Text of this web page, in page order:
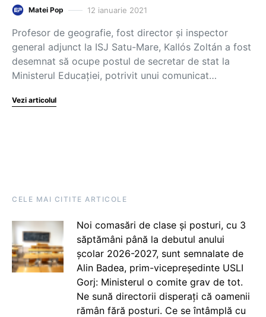
Matei Pop 12 ianuarie 2021
Profesor de geografie, fost director și inspector
general adjunct la ISJ Satu-Mare, Kallós Zoltán a fost
desemnat să ocupe postul de secretar de stat la
Ministerul Educației, potrivit unui comunicat…
Vezi articolul
CELE MAI CITITE ARTICOLE
Noi comasări de clase și posturi, cu 3
săptămâni până la debutul anului
școlar 2026-2027, sunt semnalate de
Alin Badea, prim-vicepreședinte USLI
Gorj: Ministerul o comite grav de tot.
Ne sună directorii disperați că oamenii
rămân fără posturi. Ce se întâmplă cu